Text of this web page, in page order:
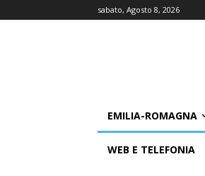
sabato, Agosto 8, 2026
EMILIA-ROMAGNA
WEB E TELEFONIA